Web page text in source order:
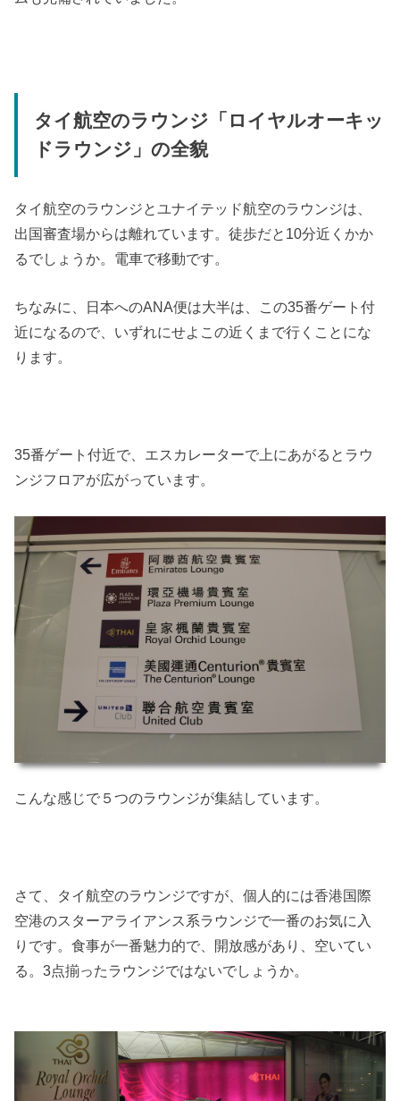
タイ航空のラウンジ「ロイヤルオーキッ
ドラウンジ」の全貌
タイ航空のラウンジとユナイテッド航空のラウンジは、
出国審査場からは離れています。徒歩だと10分近くかか
るでしょうか。電車で移動です。
ちなみに、日本へのANA便は大半は、この35番ゲート付
近になるので、いずれにせよこの近くまで行くことにな
ります。
35番ゲート付近で、エスカレーターで上にあがるとラウ
ンジフロアが広がっています。
こんな感じで５つのラウンジが集結しています。
さて、タイ航空のラウンジですが、個人的には香港国際
空港のスターアライアンス系ラウンジで一番のお気に入
りです。食事が一番魅力的で、開放感があり、空いてい
る。3点揃ったラウンジではないでしょうか。